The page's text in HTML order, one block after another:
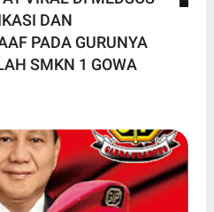
DAN
PADA GURUNYA
SMKN 1 GOWA